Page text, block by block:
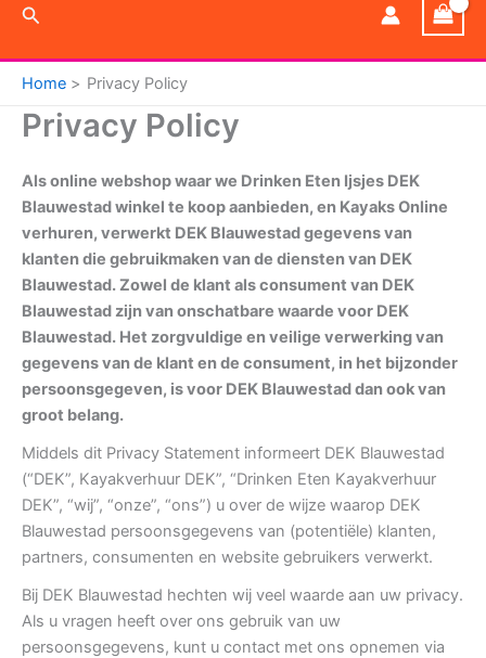
Zoeken
Home Privacy Policy
Privacy Policy
Als online webshop waar we Drinken Eten Ijsjes DEK
Blauwestad winkel te koop aanbieden, en Kayaks Online
verhuren, verwerkt DEK Blauwestad gegevens van
klanten die gebruikmaken van de diensten van DEK
Blauwestad. Zowel de klant als consument van DEK
Blauwestad zijn van onschatbare waarde voor DEK
Blauwestad. Het zorgvuldige en veilige verwerking van
gegevens van de klant en de consument, in het bijzonder
persoonsgegeven, is voor DEK Blauwestad dan ook van
groot belang.
Middels dit Privacy Statement informeert DEK Blauwestad
(“DEK”, Kayakverhuur DEK”, “Drinken Eten Kayakverhuur
DEK”, “wij”, “onze”, “ons”) u over de wijze waarop DEK
Blauwestad persoonsgegevens van (potentiële) klanten,
partners, consumenten en website gebruikers verwerkt.
Bij DEK Blauwestad hechten wij veel waarde aan uw privacy.
Als u vragen heeft over ons gebruik van uw
persoonsgegevens, kunt u contact met ons opnemen via